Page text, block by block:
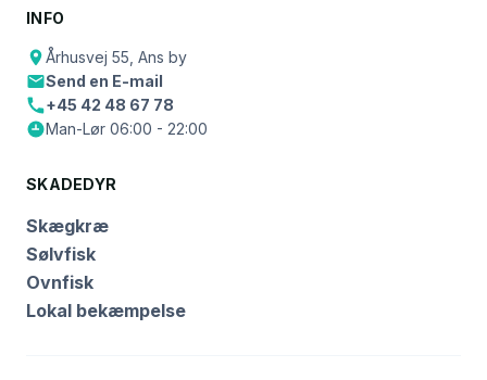
INFO
Århusvej 55, Ans by
Send en E-mail
+45 42 48 67 78
Man-Lør 06:00 - 22:00
SKADEDYR
Skægkræ
Sølvfisk
Ovnfisk
Lokal bekæmpelse